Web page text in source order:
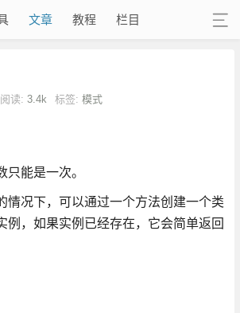
文章 教程 栏目
阅读: 3.4k 标签: 模式
能是一次。
情况下，可以通过一个方法创建一个类
例，如果实例已经存在，它会简单返回